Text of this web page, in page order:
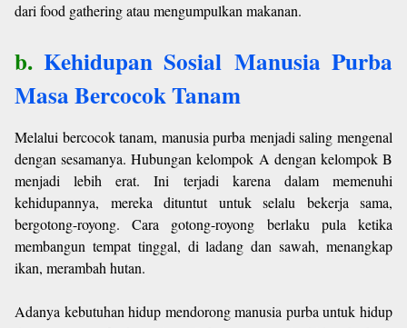
dari food gathering atau mengumpulkan makanan.
b. Kehidupan Sosial Manusia Purba
Masa Bercocok Tanam
Melalui bercocok tanam, manusia purba menjadi saling mengenal
dengan sesamanya. Hubungan kelompok A dengan kelompok B
menjadi lebih erat. Ini terjadi karena dalam memenuhi
kehidupannya, mereka dituntut untuk selalu bekerja sama,
bergotong-royong. Cara gotong-royong berlaku pula ketika
membangun tempat tinggal, di ladang dan sawah, menangkap
ikan, merambah hutan.
Adanya kebutuhan hidup mendorong manusia purba untuk hidup